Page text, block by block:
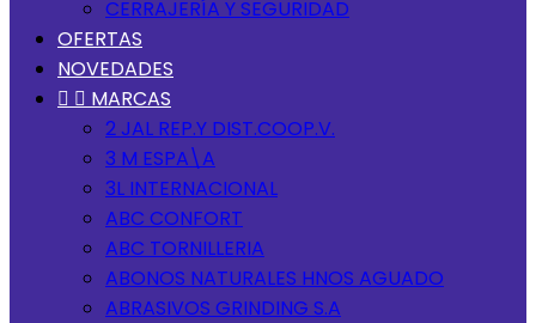
CERRAJERÍA Y SEGURIDAD
OFERTAS
NOVEDADES
  MARCAS
2 JAL REP.Y DIST.COOP.V.
3 M ESPA\A
3L INTERNACIONAL
ABC CONFORT
ABC TORNILLERIA
ABONOS NATURALES HNOS AGUADO
ABRASIVOS GRINDING S.A